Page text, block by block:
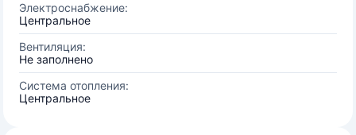
Электроснабжение:
Центральное
Вентиляция:
Не заполнено
Система отопления:
Центральное